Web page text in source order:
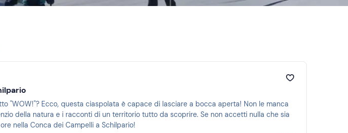
"WOW!"? Ecco, questa ciaspolata è capace di lasciare a bocca aperta! Non le manca
della natura e i racconti di un territorio tutto da scoprire. Se non accetti nulla che sia
nella Conca dei Campelli a Schilpario!